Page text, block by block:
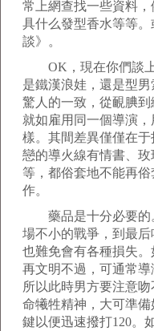
常上網查找一些資料
具什么發型香水等等
談》。
OK，現在你們談上
是鐵漢浪娃，還是型
驚人的一致，從靦腆到
就如雇用同一個導演
樣。其間差異僅僅在
戀的導火線有情書、
等，都俗套地不能再
作。
藥品是十分必要的
場不小的戰爭，到最后
也難免會有各種損失
再文明不過，可通常導
所以此時男方要注意
命犧牲精神，大可準
鍵以便迅速撥打120。